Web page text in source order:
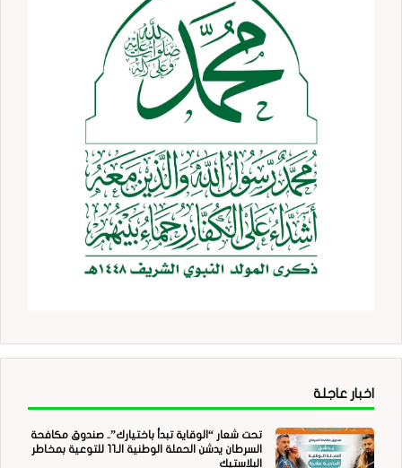
اخبار عاجلة
تحت شعار “الوقاية تبدأ باختيارك”.. صندوق مكافحة
السرطان يدشن الحملة الوطنية الـ11 للتوعية بمخاطر
البلاستيك